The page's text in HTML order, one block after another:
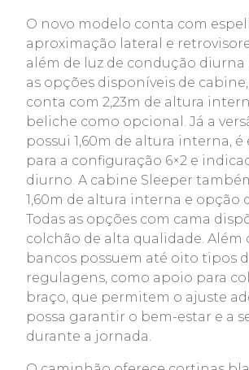
O novo modelo conta com
aproximação lateral e
além de luz de condução diurna
as opções disponíveis de cabine,
conta com 2,23m de altura
beliche como opcional. Já a
possui 1,60m de altura interna, é
para a configuração 6×2 e
diurno. A cabine Sleeper
1,60m de altura interna e opção
Todas as opções com cama
colchão de alta qualidade. Além
bancos possuem até oito tipos
regulagens, como apoio para
braço, que permitem o ajuste
possa garantir o bem-estar e a
durante a jornada.